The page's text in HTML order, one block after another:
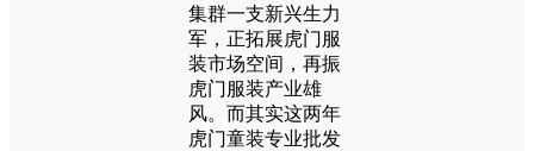
集群一支新兴生力
军，正拓展虎门服
装市场空间，再振
虎门服装产业雄
风。而其实这两年
虎门童装专业批发